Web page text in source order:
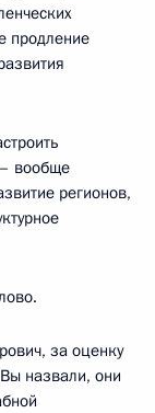
продление
вообще
регионов,
за оценку
назвали, они